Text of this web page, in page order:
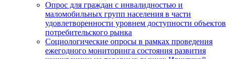
Опрос для граждан с инвалидностью и
маломобильных групп населения в части
удовлетворенности уровнем доступности объектов
потребительского рынка
Социологические опросы в рамках проведения
ежегодного мониторинга состояния развития